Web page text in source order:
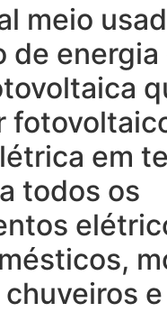
meio
de energia
em
todos os
e